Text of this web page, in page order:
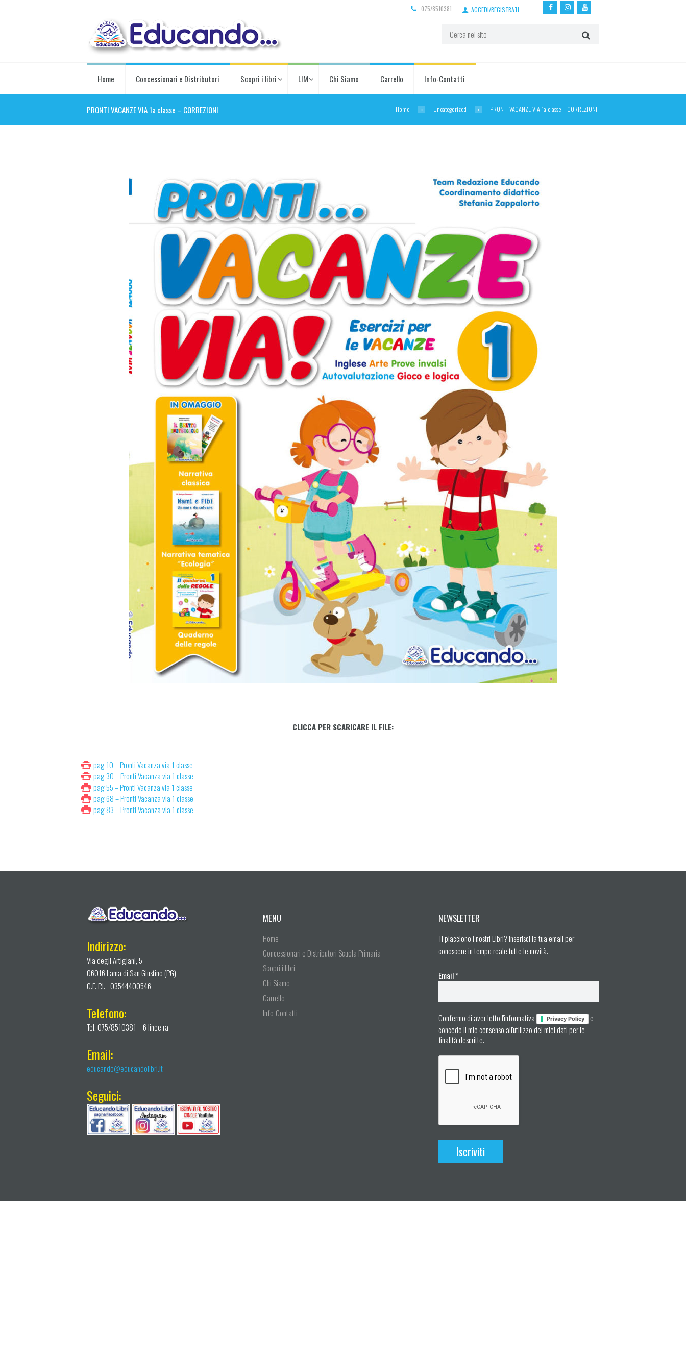
075/8510381 ACCEDI/REGISTRATI
Home Concessionari e Distributori Scopri i libri LIM Chi Siamo Carrello Info-Contatti
PRONTI VACANZE VIA 1a classe – CORREZIONI Home Uncategorized PRONTI VACANZE VIA 1a classe – CORREZIONI
CLICCA PER SCARICARE IL FILE:
pag 10 – Pronti Vacanza via 1 classe
pag 30 – Pronti Vacanza via 1 classe
pag 55 – Pronti Vacanza via 1 classe
pag 68 – Pronti Vacanza via 1 classe
pag 83 – Pronti Vacanza via 1 classe
Indirizzo:
Via degli Artigiani, 5
06016 Lama di San Giustino (PG)
C.F. P.I. - 03544400546
Telefono:
Tel. 075/8510381 – 6 linee ra
Email:
educando@educandolibri.it
Seguici:
MENU
Home
Concessionari e Distributori Scuola Primaria
Scopri i libri
Chi Siamo
Carrello
Info-Contatti
NEWSLETTER
Ti piacciono i nostri Libri? Inserisci la tua email per
conoscere in tempo reale tutte le novità.
Email*
Confermo di aver letto l'informativa Privacy Policy
e
concedo il mio consenso all'utilizzo dei miei dati per le
finalità descritte.